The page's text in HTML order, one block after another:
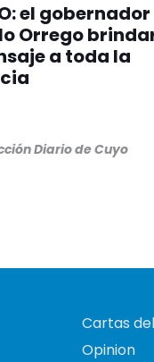
el gobernador
Orrego
a toda la
Diario de Cuyo
Cartas
Opinion